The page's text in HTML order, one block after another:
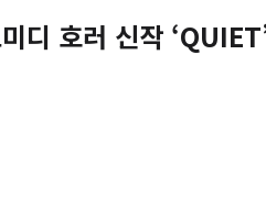
디 호러 신작